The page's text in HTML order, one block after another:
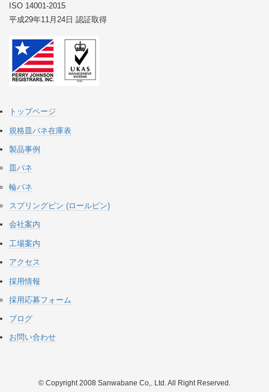
ISO 14001-2015
平成29年11月24日 認証取得
トップページ
規格皿バネ在庫表
製品事例
皿バネ
輪バネ
スプリングピン (ロールピン)
会社案内
工場案内
アクセス
採用情報
採用応募フォーム
ブログ
お問い合わせ
© Copyright 2008 Sanwabane Co,. Ltd. All Right Reserved.